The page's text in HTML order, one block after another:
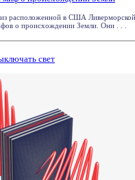
из расположенной в США
о происхождении Земли. Они . . .
свет